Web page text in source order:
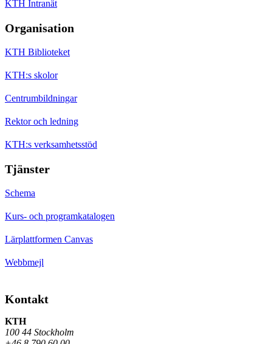
KTH Intranät
Organisation
KTH Biblioteket
KTH:s skolor
Centrumbildningar
Rektor och ledning
KTH:s verksamhetsstöd
Tjänster
Schema
Kurs- och programkatalogen
Lärplattformen Canvas
Webbmejl
Kontakt
KTH
100 44 Stockholm